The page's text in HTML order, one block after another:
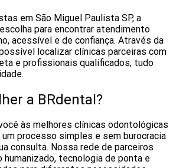
em São Miguel Paulista‎ SP, a
para encontrar atendimento
acessível e de confiança. Através da
localizar clínicas parceiras com
e profissionais qualificados, tudo
a BRdental?
às melhores clínicas odontológicas
um processo simples e sem burocracia
consulta. Nossa rede de parceiros
tecnologia de ponta e